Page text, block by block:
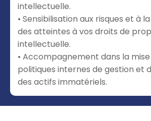
intellectuelle.
• Sensibilisation aux risques et à
des atteintes à vos droits de
intellectuelle.
• Accompagnement dans la
politiques internes de gestion et
des actifs immatériels.